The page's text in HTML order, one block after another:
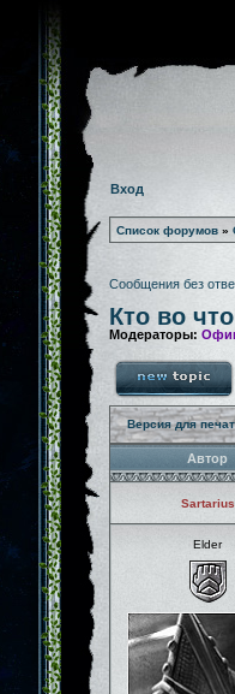
Вход
Список форумов »
Сообщения без
Кто во
Модераторы:
Версия для
Автор
Sartarius
Elder